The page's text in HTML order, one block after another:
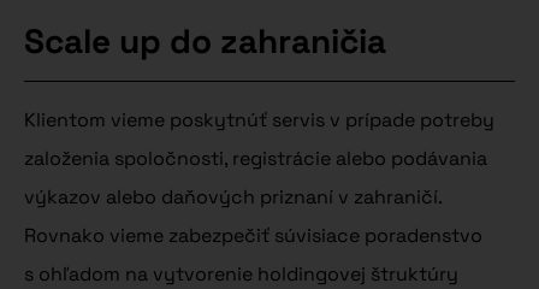
Scale up do zahraničia
Klientom vieme poskytnúť servis v prípade potreby
založenia spoločnosti, registrácie alebo podávania
výkazov alebo daňových priznaní v zahraničí.
Rovnako vieme zabezpečiť súvisiace poradenstvo
s ohľadom na vytvorenie holdingovej štruktúry